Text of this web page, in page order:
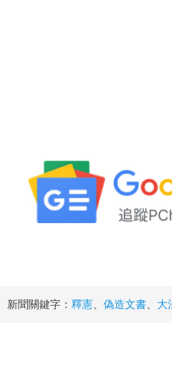
新聞關鍵字： 釋憲 偽造文書 大